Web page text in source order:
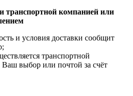
транспортной компанией или
и условия доставки сообщит
транспортной
выбор или почтой за счёт